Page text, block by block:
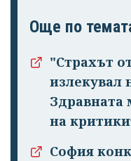
Още по
"Страхът
излекувал
Здравната
на
София